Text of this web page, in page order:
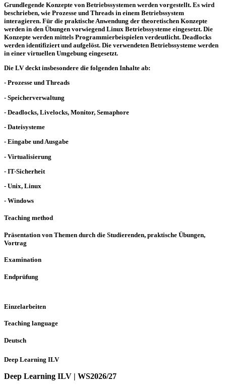
Grundlegende Konzepte von Betriebssystemen werden vorgestellt. Es wird
beschrieben, wie Prozesse und Threads in einem Betriebssystem
interagieren. Für die praktische Anwendung der theoretischen Konzepte
werden in den Übungen vorwiegend Linux Betriebssysteme eingesetzt. Die
Konzepte werden mittels Programmierbeispielen verdeutlicht. Deadlocks
werden identifiziert und aufgelöst. Die verwendeten Betriebssysteme werden
in einer virtuellen Umgebung eingesetzt.
Die LV deckt insbesondere die folgenden Inhalte ab:
- Prozesse und Threads
- Speicherverwaltung
- Deadlocks, Livelocks, Monitor, Semaphore
- Dateisysteme
- Eingabe und Ausgabe
- Virtualisierung
- IT-Sicherheit
- Unix, Linux
- Windows
Teaching method
Präsentation von Themen durch die Studierenden, praktische Übungen,
Vortrag
Examination
Endprüfung
Einzelarbeiten
Teaching language
Deutsch
Deep Learning ILV
Deep Learning ILV | WS2026/27